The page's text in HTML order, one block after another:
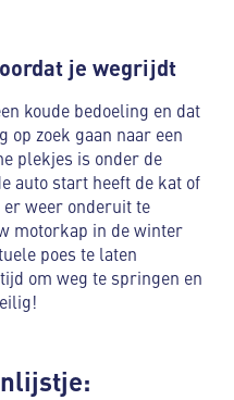
je wegrijdt
koude bedoeling en dat
op zoek gaan naar een
plekjes is onder de
auto start heeft de kat of
weer onderuit te
motorkap in de winter
poes te laten
om weg te springen en